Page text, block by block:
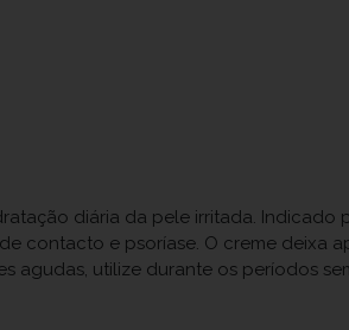
diária da pele irritada. Indicado
contacto e psoríase. O creme deixa
agudas, utilize durante os períodos